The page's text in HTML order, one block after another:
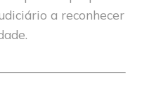
a reconhecer